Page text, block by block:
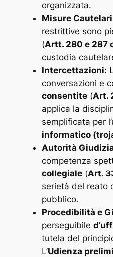
organizzata.
Misure
restrittive sono
(Artt. 280 e 287
custodia
Intercettazioni:
conversazioni e
consentite(Art.
applica la
semplificata per
informatico
Autorità
competenza
collegiale(Art.
serietà del reato
pubblico.
Procedibilità e
perseguibile
tutela del
L’Udienza